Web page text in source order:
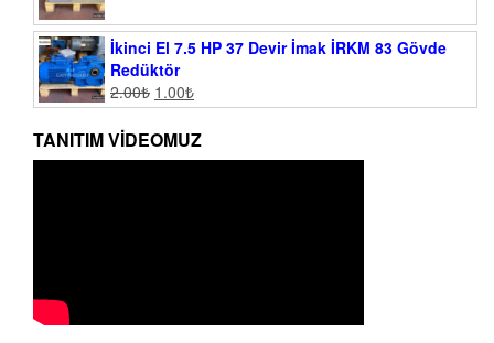
İkinci El 7.5 HP 37 Devir İmak İRKM 83 Gövde
Redüktör
2.00₺ 1.00₺
TANITIM VIDEOMUZ